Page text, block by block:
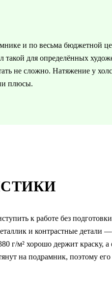
к работе без
и контрастные
г/м² хорошо держит краску, а
на подрамник, поэтому
и по весьма бюджетной
для определённых
не сложно. Натяжение у
плюсы.